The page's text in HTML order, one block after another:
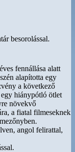
besorolással.
fennállása alatt
alapította egy
a következő
hiánypótló ötlet
növekvő
a fiatal filmeseknek
angol felirattal,